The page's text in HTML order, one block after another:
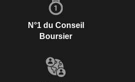
N°1 du Conseil
Boursier